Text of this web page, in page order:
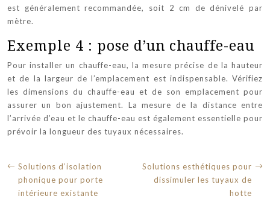
est généralement recommandée, soit 2 cm de dénivelé par
mètre.
Exemple 4 : pose d’un chauffe-eau
Pour installer un chauffe-eau, la mesure précise de la hauteur
et de la largeur de l’emplacement est indispensable. Vérifiez
les dimensions du chauffe-eau et de son emplacement pour
assurer un bon ajustement. La mesure de la distance entre
l’arrivée d’eau et le chauffe-eau est également essentielle pour
prévoir la longueur des tuyaux nécessaires.
Solutions d’isolation
phonique pour porte
intérieure existante
Solutions esthétiques pour
dissimuler les tuyaux de
hotte